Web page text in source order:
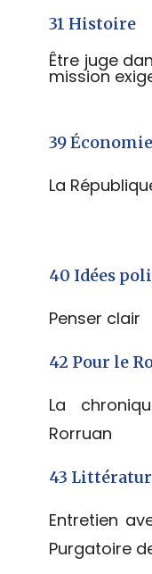
31 Histoire
Être juge
mission
39
La
40 Idées
Penser clair
42 Pour le
La
Rorruan
43
Entretien
Purgatoire